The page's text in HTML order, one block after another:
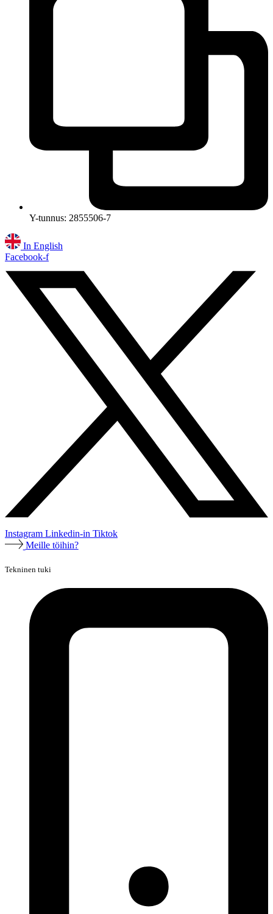
Y-tunnus: 2855506-7
In English
Facebook-f
Instagram Linkedin-in Tiktok
Meille töihin?
Tekninen tuki